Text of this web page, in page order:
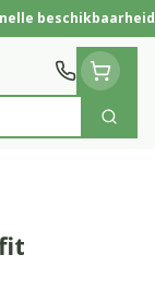
beschikbaarheid
Zoek